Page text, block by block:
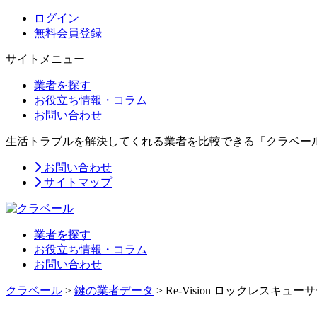
ログイン
無料会員登録
サイトメニュー
業者を探す
お役立ち情報・コラム
お問い合わせ
生活トラブルを解決してくれる業者を比較できる「クラベー
お問い合わせ
サイトマップ
業者を探す
お役立ち情報・コラム
お問い合わせ
クラベール > 鍵の業者データ > Re-Vision ロックレスキュー